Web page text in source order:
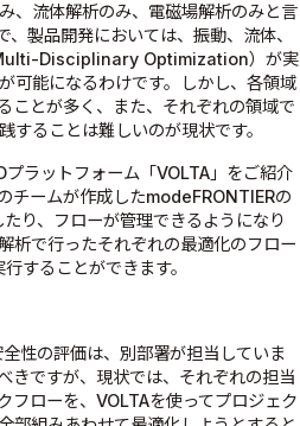
、流体解析のみ、電磁場解析のみと言
製品開発においては、振動、流体、
Multi-Disciplinary Optimization）が実
可能になるわけです。しかし、各領域
ことが多く、また、それぞれの領域で
ることは難しいのが現状です。
ラットフォーム「VOLTA」をご紹介
チームが作成したmodeFRONTIERの
り、フローが管理できるようになり
析で行ったそれぞれの最適化のフロー
することができます。
性の評価は、別部署が担当していま
きですが、現状では、それぞれの担当
フローを、VOLTAを使ってプロジェク